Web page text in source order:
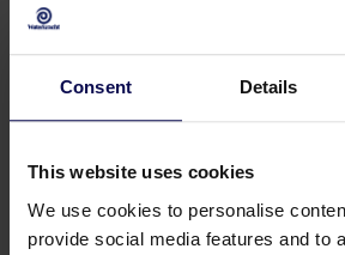
Consent Details
This website uses cookies
We use cookies to personalise
provide social media features and to
Haben Sie eine Frage oder
Hilfe?